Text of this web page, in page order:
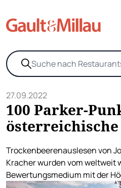
27.09.2022
100 Parker-
österreichische
Trockenbeerenauslesen von
Kracher wurden vom weltweit
Bewertungsmedium mit der